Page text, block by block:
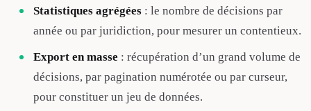
Statistiques agrégées : le nombre de décisions par
année ou par juridiction, pour mesurer un contentieux.
Export en masse : récupération d’un grand volume de
décisions, par pagination numérotée ou par curseur,
pour constituer un jeu de données.